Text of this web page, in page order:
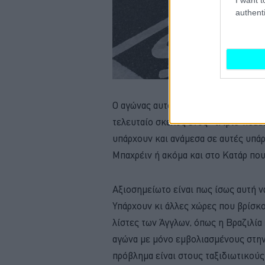
Ο αγώνας αυτός ήταν
τελευταίο σκέλος ενός «triple-
υπάρχουν και ανάμεσα σε αυτές
Μπαχρέιν ή ακόμα και στο Κατάρ
Αξιοσημείωτο είναι πως ίσως αυτή
Υπάρχουν κι άλλες χώρες που
λίστες των Άγγλων, όπως η
αγώνα με μόνο εμβολιασμένους
πρόβλημα είναι στους